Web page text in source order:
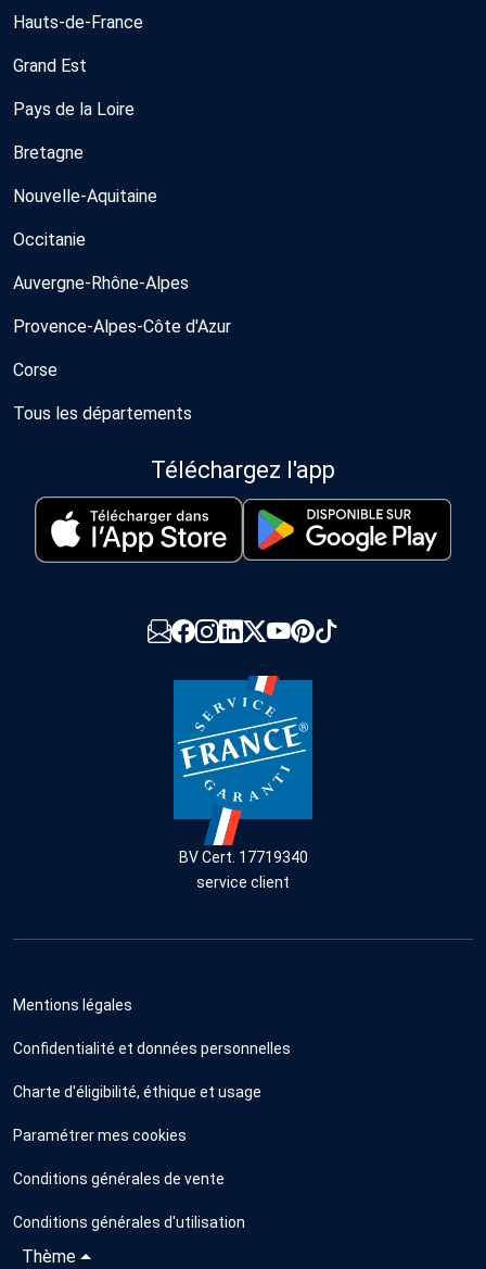
Hauts-de-France
Grand Est
Pays de la Loire
Bretagne
Nouvelle-Aquitaine
Occitanie
Auvergne-Rhône-Alpes
Provence-Alpes-Côte d'Azur
Corse
Tous les départements
Téléchargez l'app
BV Cert. 17719340
service client
Mentions légales
Confidentialité et données personnelles
Charte d'éligibilité, éthique et usage
Paramétrer mes cookies
Conditions générales de vente
Conditions générales d'utilisation
Thème